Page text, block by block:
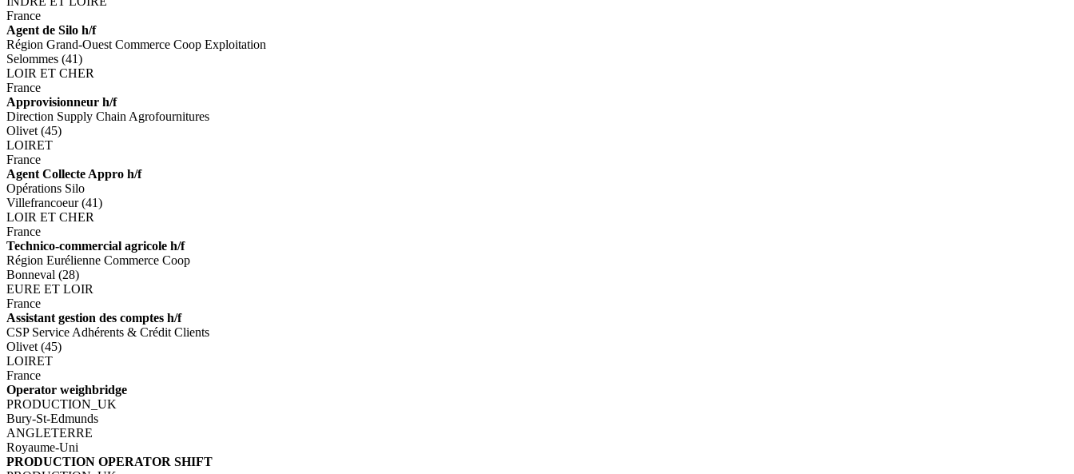
France
Agent de Silo h/f
Région Grand-Ouest Commerce Coop Exploitation
Selommes (41)
LOIR ET CHER
France
Approvisionneur h/f
Direction Supply Chain Agrofournitures
Olivet (45)
LOIRET
France
Agent Collecte Appro h/f
Opérations Silo
Villefrancoeur (41)
LOIR ET CHER
France
Technico-commercial agricole h/f
Région Eurélienne Commerce Coop
Bonneval (28)
EURE ET LOIR
France
Assistant gestion des comptes h/f
CSP Service Adhérents & Crédit Clients
Olivet (45)
LOIRET
France
Operator weighbridge
PRODUCTION_UK
Bury-St-Edmunds
ANGLETERRE
Royaume-Uni
PRODUCTION OPERATOR SHIFT